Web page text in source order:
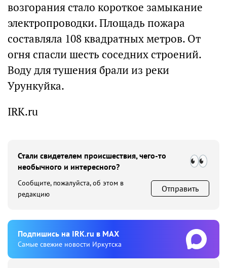
возгорания стало короткое замыкание
электропроводки. Площадь пожара
составляла 108 квадратных метров. От
огня спасли шесть соседних строений.
Воду для тушения брали из реки
Урункуйка.
IRK.ru
Стали свидетелем происшествия, чего-то
необычного и интересного?
Сообщите, пожалуйста, об этом в
редакцию
Отправить
Подпишиcь на IRK.ru в MAX
Cамые свежие новости Иркутска